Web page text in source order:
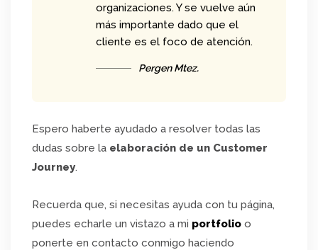
organizaciones. Y se vuelve aún
más importante dado que el
cliente es el foco de atención.
Pergen Mtez.
Espero haberte ayudado a resolver todas las
dudas sobre la elaboración de un Customer
Journey.
Recuerda que, si necesitas ayuda con tu página,
puedes echarle un vistazo a mi portfolio o
ponerte en contacto conmigo haciendo